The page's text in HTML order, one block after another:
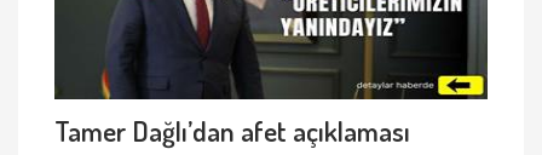
Tamer Dağlı’dan afet açıklaması